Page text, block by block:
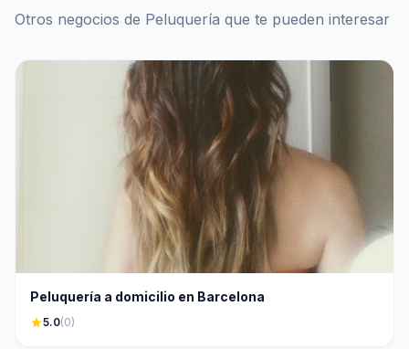
Otros negocios de Peluquería que te pueden interesar
Peluquería a domicilio en Barcelona
star5.0(0)